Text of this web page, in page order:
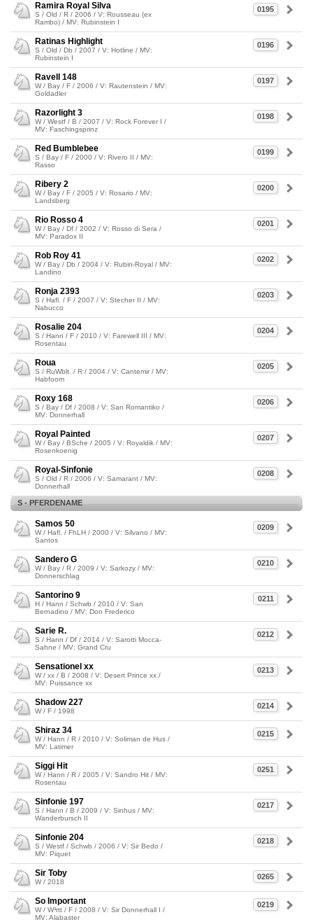
0195
Ramira Royal Silva
S / Old / R / 2006 / V: Rousseau (ex
Rambo) / MV: Rubinstein I
0196
Ratinas Highlight
S / Old / Db / 2007 / V: Hotline / MV:
Rubinstein I
0197
Ravell 148
W / Bay / F / 2006 / V: Rautenstein / MV:
Goldadler
0198
Razorlight 3
W / Westf / B / 2007 / V: Rock Forever I /
MV: Faschingsprinz
0199
Red Bumblebee
S / Bay / F / 2000 / V: Rivero II / MV:
Rasso
0200
Ribery 2
W / Bay / F / 2005 / V: Rosario / MV:
Landsberg
0201
Rio Rosso 4
W / Bay / Df / 2002 / V: Rosso di Sera /
MV: Paradox II
0202
Rob Roy 41
W / Bay / Db / 2004 / V: Rubin-Royal / MV:
Landino
0203
Ronja 2393
S / Hafl. / F / 2007 / V: Stecher II / MV:
Nabucco
0204
Rosalie 204
S / Hann / F / 2010 / V: Farewell III / MV:
Rosentau
0205
Roua
S / RuWblt. / R / 2004 / V: Cantemir / MV:
Habfoom
0206
Roxy 168
S / Bay / Df / 2008 / V: San Romantiko /
MV: Donnerhall
0207
Royal Painted
W / Bay / BSche / 2005 / V: Royaldik / MV:
Rosenkoenig
0208
Royal-Sinfonie
S / Old / R / 2006 / V: Samarant / MV:
Donnerhall
S - PFERDENAME
0209
Samos 50
W / Hafl. / FhLH / 2000 / V: Silvano / MV:
Santos
0210
Sandero G
W / Bay / R / 2009 / V: Sarkozy / MV:
Donnerschlag
0211
Santorino 9
H / Hann / Schwb / 2010 / V: San
Bernadino / MV: Don Frederico
0212
Sarie R.
S / Hann / Df / 2014 / V: Sarotti Mocca-
Sahne / MV: Grand Cru
0213
Sensationel xx
W / xx / B / 2008 / V: Desert Prince xx /
MV: Puissance xx
0214
Shadow 227
W / F / 1998
0215
Shiraz 34
W / Hann / R / 2010 / V: Soliman de Hus /
MV: Latimer
0251
Siggi Hit
W / Hann / R / 2005 / V: Sandro Hit / MV:
Rosentau
0217
Sinfonie 197
S / Hann / B / 2009 / V: Sinhus / MV:
Wanderbursch II
0218
Sinfonie 204
S / Westf / Schwb / 2006 / V: Sir Bedo /
MV: Piquet
0265
Sir Toby
W / 2018
0219
So Important
W / W³rtt / F / 2008 / V: Sir Donnerhall I /
MV: Alabaster